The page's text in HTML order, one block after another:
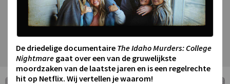
De driedelige documentaire The Idaho Murders: College
Nightmare gaat over een van de gruwelijkste
moordzaken van de laatste jaren en is een regelrechte
hit op Netflix. Wij vertellen je waarom!